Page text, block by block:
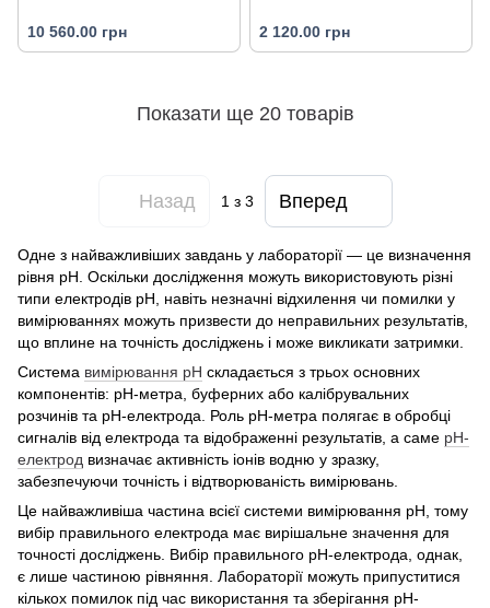
10 560.00 грн 2 120.00 грн
Показати ще 20 товарів
Назад 1з 3 Вперед
Одне з найважливіших завдань у лабораторії — це визначення
рівня pH. Оскільки дослідження можуть використовують різні
типи електродів рН, навіть незначні відхилення чи помилки у
вимірюваннях можуть призвести до неправильних результатів,
що вплине на точність досліджень і може викликати затримки.
Система вимірювання pH складається з трьох основних
компонентів: pH-метра, буферних або калібрувальних
розчинів та рН-електрода. Роль pH-метра полягає в обробці
сигналів від електрода та відображенні результатів, а саме рН-
електрод визначає активність іонів водню у зразку,
забезпечуючи точність і відтворюваність вимірювань.
Це найважливіша частина всієї системи вимірювання pH, тому
вибір правильного електрода має вирішальне значення для
точності досліджень. Вибір правильного рН-електрода, однак,
є лише частиною рівняння. Лабораторії можуть припуститися
кількох помилок під час використання та зберігання рН-